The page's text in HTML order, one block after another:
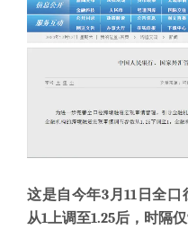
这是自今年3月11日全
从1上调至1.25后，时隔